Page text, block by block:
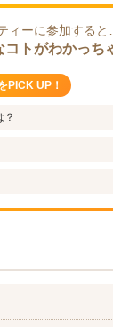
ィーに参加すると…
トがわかっち
PICK UP！
？